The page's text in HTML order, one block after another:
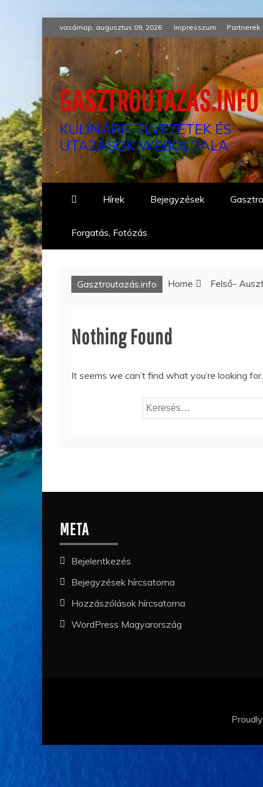
to
vasárnap, augusztus 09, 2026 Impresszum Partnerek
GASZTROUTAZÁS.INFO
KULINÁRIS ÉLVEZETEK ÉS
UTAZÁSOK WEBOLDALA
Hírek Bejegyzések
Forgatás, Fotózás
Gasztroutazás.info Home Felső-
Nothing Found
It seems we can’t find what you’re looking
Keresés:
META
Bejelentkezés
Bejegyzések hírcsatorna
Hozzászólások hírcsatorna
WordPress Magyarország